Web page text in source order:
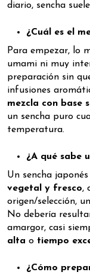
diario, sencha
¿Cuál es el
Para empezar, lo
umami ni muy
preparación sin
infusiones
mezcla con base
un sencha puro
temperatura.
¿A qué sabe
Un sencha
vegetal y fresco,
origen/selección,
No debería
amargor, casi
alta o tiempo
¿Cómo